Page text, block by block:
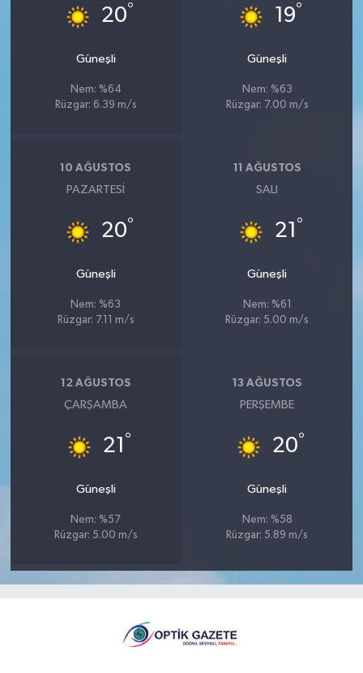
20°
Güneşli
Nem: %64
Rüzgar: 6.39 m/s
19°
Güneşli
Nem: %63
Rüzgar: 7.00 m/s
10 AĞUSTOS
PAZARTESI
20°
Güneşli
Nem: %63
Rüzgar: 7.11 m/s
11 AĞUSTOS
SALI
21 °
Güneşli
Nem: %61
Rüzgar: 5.00 m/s
12 AĞUSTOS
ÇARŞAMBA
21 °
Güneşli
Nem: %57
Rüzgar: 5.00 m/s
13 AĞUSTOS
PERŞEMBE
20°
Güneşli
Nem: %58
Rüzgar: 5.89 m/s